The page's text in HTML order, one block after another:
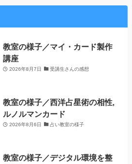
教室の様子／マイ・カード製作
講座
2026年8月7日 受講生さんの感想
教室の様子／西洋占星術の相性,
ルノルマンカード
2026年8月6日 占い教室の様子
教室の様子／デジタル環境を整